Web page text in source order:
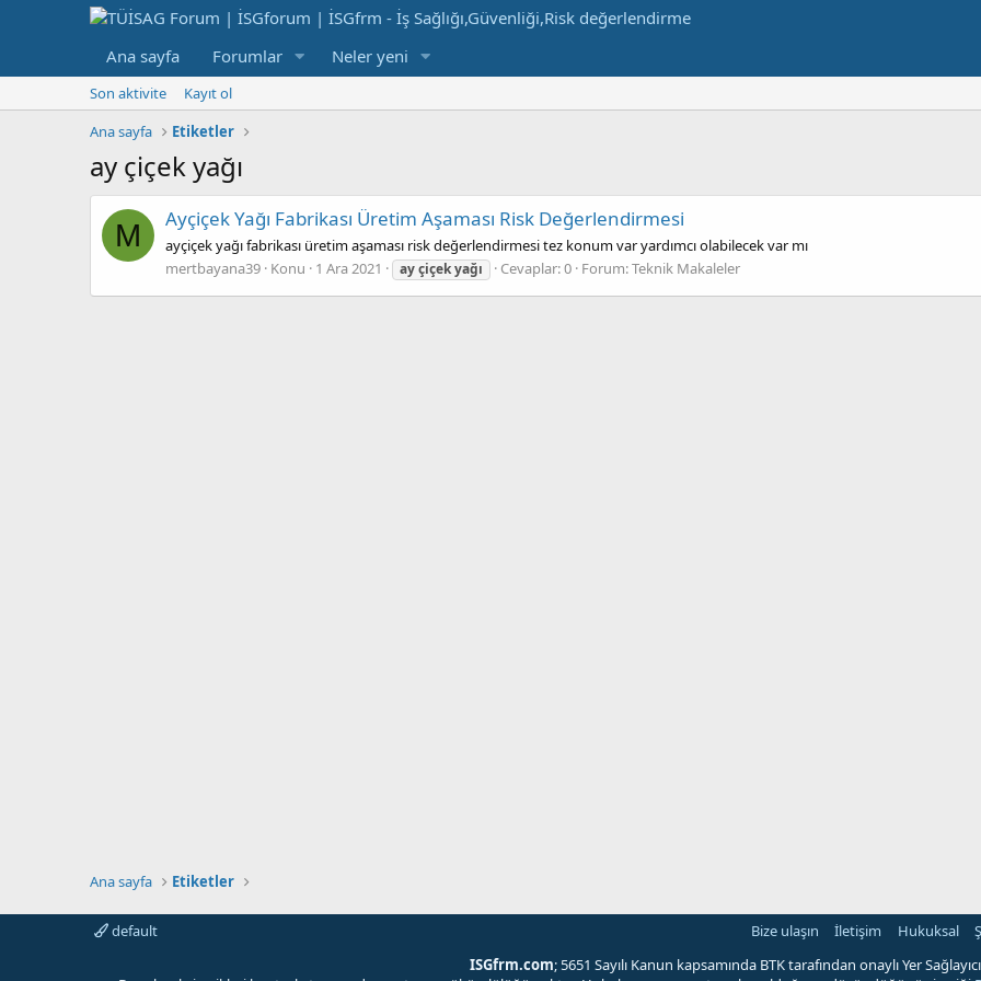
Ana sayfa Forumlar Neler yeni
Son aktivite
Kayıt ol
Ana sayfa
Etiketler
ay çiçek yağı
M Ayçiçek Yağı Fabrikası Üretim Aşaması Risk Değerlendirmesi
ayçiçek yağı fabrikası üretim aşaması risk değerlendirmesi tez konum var yardımcı olabilecek var mı
mertbayana39 Konu 1 Ara 2021 ayçiçekyağı Cevaplar: 0 Forum:Teknik Makaleler
Ana sayfa Etiketler
default Bize ulaşın İletişim Hukuksal
ISGfrm.com; 5651 Sayılı Kanun kapsamında BTK tarafından onaylı Yer